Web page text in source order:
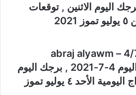
5-7-2021 , برجك اليوم الاثنين , توقعات
حظك اليوم 4/7/2021 – abraj alyawm
4/7/2021 – ابراج اليوم 4-7-2021 , برجك اليوم
الاحد , توقعات الابراج اليومية الأحد ٤ يوليو تموز